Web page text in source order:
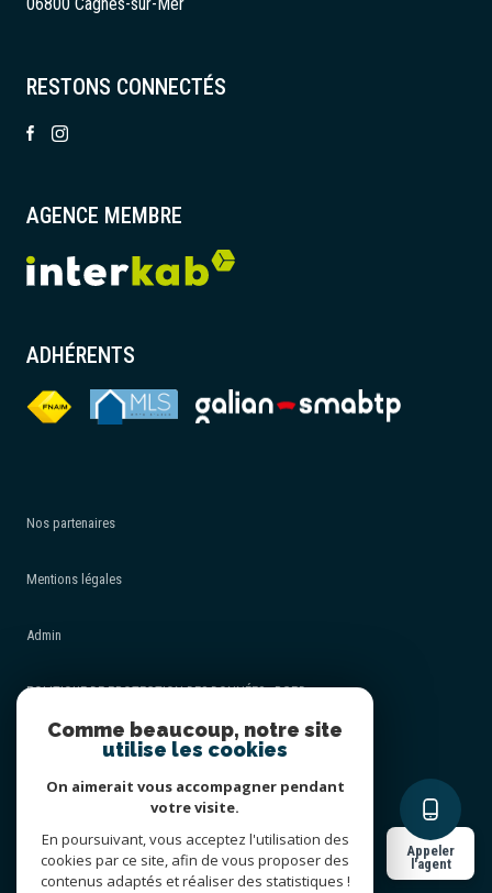
Appeler
l'agent
RESTONS CONNECTÉS
AGENCE MEMBRE
ADHÉRENTS
Nos partenaires
Mentions légales
Admin
POLITIQUE DE PROTECTION DES DONNÉES - RGPD
Nos honoraires
Cookies
Comme beaucoup, notre site
utilise les cookies
On aimerait vous accompagner pendant
votre visite.
En poursuivant, vous acceptez l'utilisation des
cookies par ce site, afin de vous proposer des
contenus adaptés et réaliser des statistiques !